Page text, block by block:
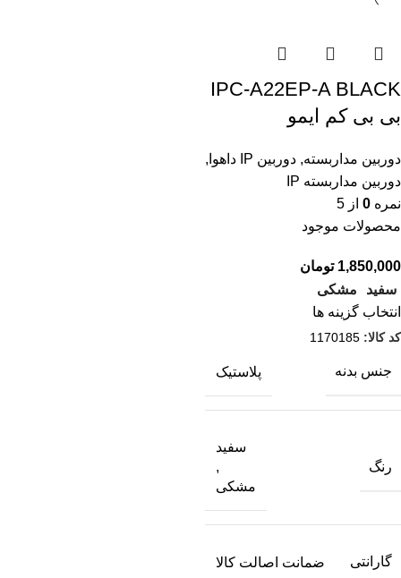
IPC-A22EP-A BLACK
بی بی کم ایمو
دوربین مداربسته, دوربین IP داهوا
,
دوربین مداربسته IP
نمره 0 از 5
محصولات موجود
تومان
سفید
مشکی
انتخاب گزینه ها
کد کالا: 1170185
جنس بدنه پلاستیک
رنگ
سفید
,
مشکی
گارانتی ضمانت اصالت کالا